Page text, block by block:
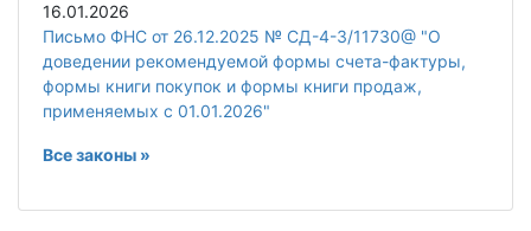
16.01.2026
Письмо ФНС от 26.12.2025 № СД-4-3/11730@ "О
доведении рекомендуемой формы счета-фактуры,
формы книги покупок и формы книги продаж,
применяемых с 01.01.2026"
Все законы »